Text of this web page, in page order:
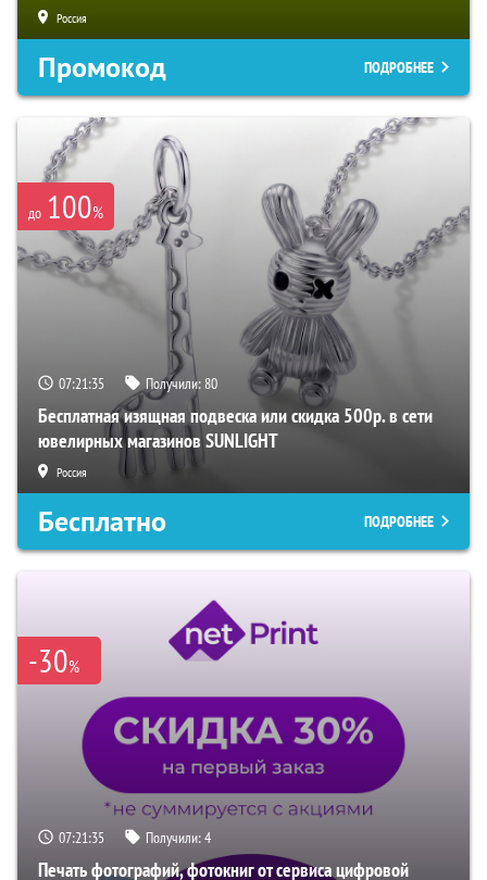
Россия
Промокод ПОДРОБНЕЕ
до 100%
07:21:34 Получили:80
Бесплатная изящная подвеска или скидка 500р. в сети
ювелирных магазинов SUNLIGHT
Россия
Бесплатно ПОДРОБНЕЕ
-30%
07:21:34 Получили:4
Печать фотографий, фотокниг от сервиса цифровой